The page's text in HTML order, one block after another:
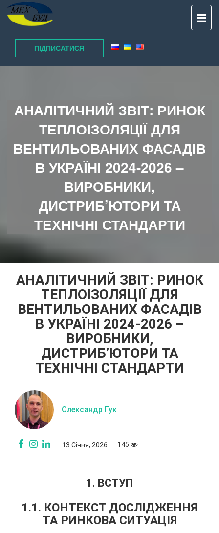
ПІДПИСАТИСЯ
АНАЛІТИЧНИЙ ЗВІТ: РИНОК
ТЕПЛОІЗОЛЯЦІЇ ДЛЯ
ВЕНТИЛЬОВАНИХ ФАСАДІВ
В УКРАЇНІ 2024-2026 –
ВИРОБНИКИ,
ДИСТРИБ’ЮТОРИ ТА
ТЕХНІЧНІ СТАНДАРТИ
АНАЛІТИЧНИЙ ЗВІТ: РИНОК
ТЕПЛОІЗОЛЯЦІЇ ДЛЯ
ВЕНТИЛЬОВАНИХ ФАСАДІВ
В УКРАЇНІ 2024-2026 –
ВИРОБНИКИ,
ДИСТРИБ’ЮТОРИ ТА
ТЕХНІЧНІ СТАНДАРТИ
Олександр Гук
13 Січня, 2026 145
1. ВСТУП
1.1. КОНТЕКСТ ДОСЛІДЖЕННЯ
ТА РИНКОВА СИТУАЦІЯ